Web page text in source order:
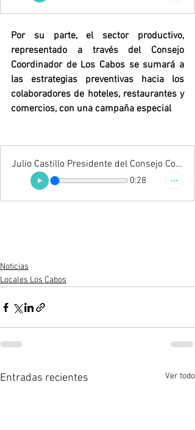
Por su parte, el sector productivo,
representado a través del Consejo
Coordinador de Los Cabos se sumará a
las estrategias preventivas hacia los
colaboradores de hoteles, restaurantes y
comercios, con una campaña especial
Julio Castillo Presidente del Consejo Coordinador de Los Cabos
0:28
Noticias
Locales Los Cabos
Entradas recientes Ver todo